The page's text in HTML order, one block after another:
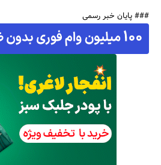
### پایان خبر رسمی